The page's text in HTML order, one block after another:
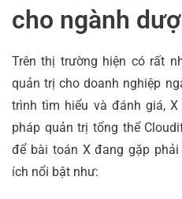
cho ngành
Trên thị trường hiện có rất
quản trị cho doanh nghiệp
trình tìm hiểu và đánh giá,
pháp quản trị tổng thể
để bài toán X đang gặp
ích nổi bật như: